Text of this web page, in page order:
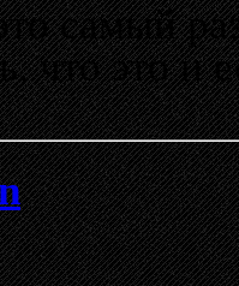
самый
что это и